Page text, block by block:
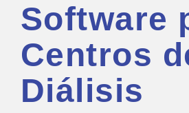
Software
Centros
Diálisis